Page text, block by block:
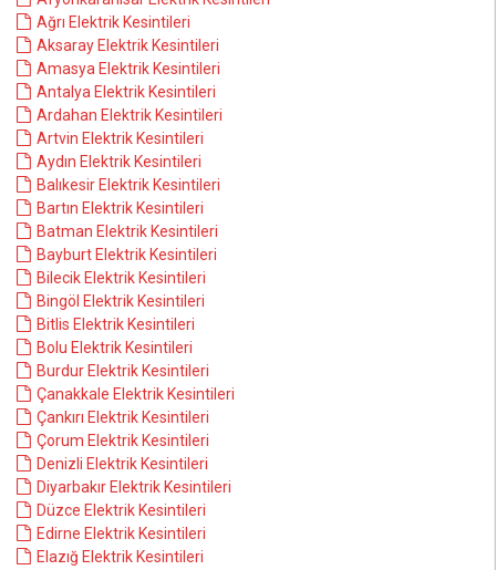
Ağrı Elektrik Kesintileri
Aksaray Elektrik Kesintileri
Amasya Elektrik Kesintileri
Antalya Elektrik Kesintileri
Ardahan Elektrik Kesintileri
Artvin Elektrik Kesintileri
Aydın Elektrik Kesintileri
Balıkesir Elektrik Kesintileri
Bartın Elektrik Kesintileri
Batman Elektrik Kesintileri
Bayburt Elektrik Kesintileri
Bilecik Elektrik Kesintileri
Bingöl Elektrik Kesintileri
Bitlis Elektrik Kesintileri
Bolu Elektrik Kesintileri
Burdur Elektrik Kesintileri
Çanakkale Elektrik Kesintileri
Çankırı Elektrik Kesintileri
Çorum Elektrik Kesintileri
Denizli Elektrik Kesintileri
Diyarbakır Elektrik Kesintileri
Düzce Elektrik Kesintileri
Edirne Elektrik Kesintileri
Elazığ Elektrik Kesintileri